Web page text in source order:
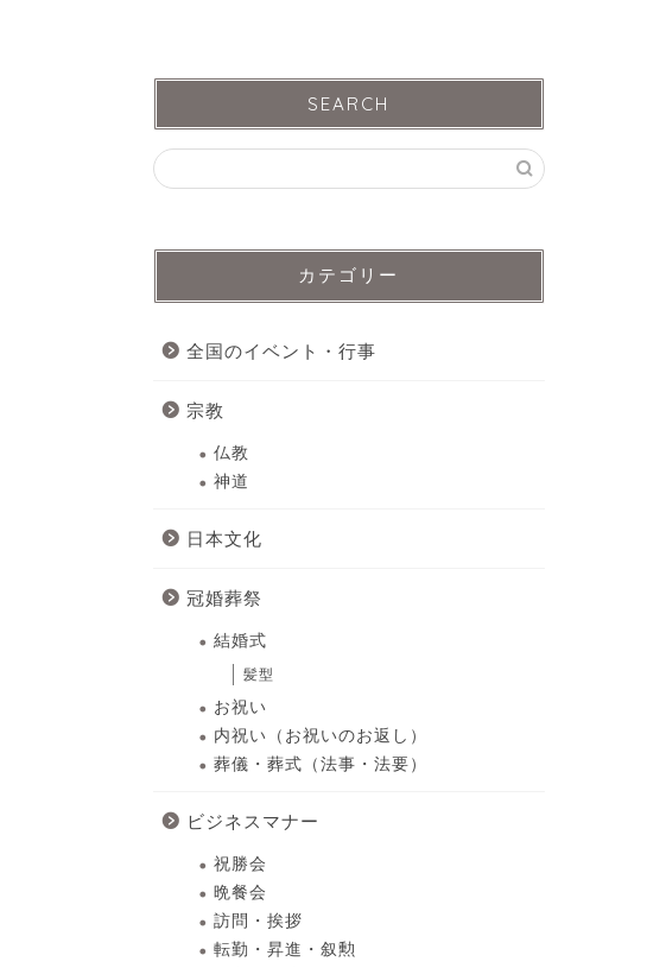
SEARCH
カテゴリー
全国のイベント・行事
宗教
仏教
神道
日本文化
冠婚葬祭
結婚式
髪型
お祝い
内祝い（お祝いのお返し）
葬儀・葬式（法事・法要）
ビジネスマナー
祝勝会
晩餐会
訪問・挨拶
転勤・昇進・叙勲